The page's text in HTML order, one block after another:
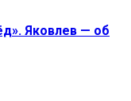
Яковлев — об